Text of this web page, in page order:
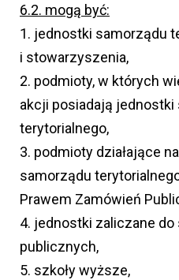
6.2. mogą być:
1. jednostki samorządu
i stowarzyszenia,
2. podmioty, w których
akcji posiadają jednostki
terytorialnego,
3. podmioty działające
samorządu
Prawem Zamówień
4. jednostki zaliczane
publicznych,
5. szkoły wyższe,